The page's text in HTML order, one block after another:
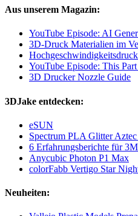
Aus unserem Magazin:
YouTube Episode: AI
3D-Druck Materialien im
YouTube Episode: This
3D Drucker Nozzle Guide
3DJake entdecken:
eSUN
Spectrum PLA Glitter
6 Erfahrungsberichte für
Anycubic Photon P1 Max
colorFabb Vertigo Star
Neuheiten: